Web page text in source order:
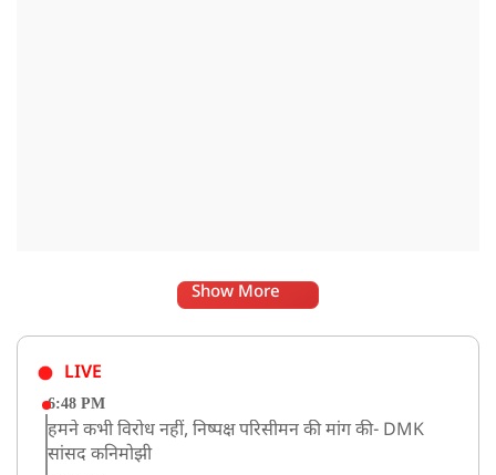
Show More
LIVE
6:48 PM
हमने कभी विरोध नहीं, निष्पक्ष परिसीमन की मांग की- DMK
सांसद कनिमोझी